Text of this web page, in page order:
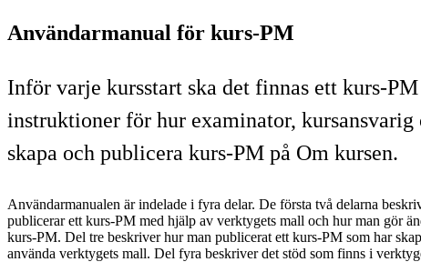
Användarmanual för kurs-PM
Inför varje kursstart ska det finnas ett kurs-
instruktioner för hur examinator,
skapa och publicera kurs-PM på Om kursen.
Användarmanualen är indelade i fyra delar. De första två delarna
publicerar ett kurs-PM med hjälp av verktygets mall och hur man gör
kurs-PM. Del tre beskriver hur man publicerat ett kurs-PM som har
använda verktygets mall. Del fyra beskriver det stöd som finns i